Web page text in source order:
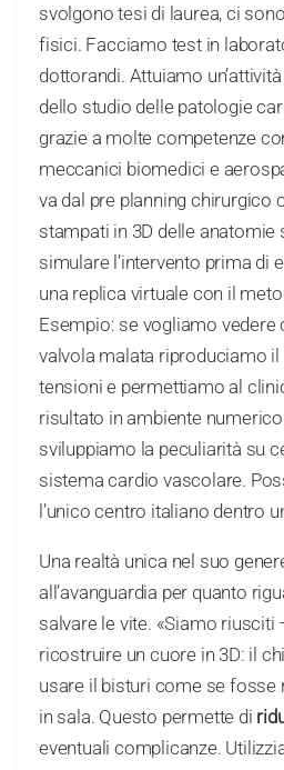
svolgono tesi di laurea, ci
fisici. Facciamo test in
dottorandi. Attuiamo
dello studio delle patologie
grazie a molte competenze
meccanici biomedici e
va dal pre planning chirurgico
stampati in 3D delle anatomie
simulare l’intervento prima di
una replica virtuale con il
Esempio: se vogliamo vedere
valvola malata riproduciamo
tensioni e permettiamo al
risultato in ambiente
sviluppiamo la peculiarità su
sistema cardio vascolare.
l’unico centro italiano dentro
Una realtà unica nel suo
all’avanguardia per quanto
salvare le vite. «Siamo riusciti
ricostruire un cuore in 3D: il
usare il bisturi come se fosse
in sala. Questo permette di
eventuali complicanze.